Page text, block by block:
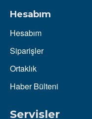
Hesabım
Hesabım
Siparişler
Ortaklık
Haber Bülteni
Servisler